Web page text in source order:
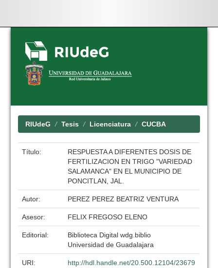
Skip
navigation
RIUdeG Tesis Licenciatura CUCBA
Título:
RESPUESTA A DIFERENTES DOSIS DE
FERTILIZACION EN TRIGO "VARIEDAD
SALAMANCA" EN EL MUNICIPIO DE
PONCITLAN, JAL.
Autor: PEREZ PEREZ BEATRIZ VENTURA
Asesor: FELIX FREGOSO ELENO
Editorial:
Biblioteca Digital wdg.biblio
Universidad de Guadalajara
URI:
http://hdl.handle.net/20.500.12104/23679